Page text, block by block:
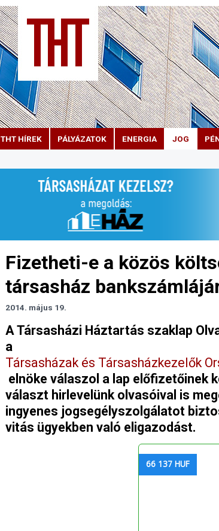
THT HÍREK PÁLYÁZATOK ENERGIA JOG
Fizetheti-e a közös
társasház
2014. május 19.
A Társasházi Háztartás szaklap
a
Társasházak és Társasházkezelők
elnöke válaszol a lap előfizetőinek
választ hirlevelünk olvasóival is
ingyenes jogsegélyszolgálatot
vitás ügyekben való eligazodást.
66 137 HUF